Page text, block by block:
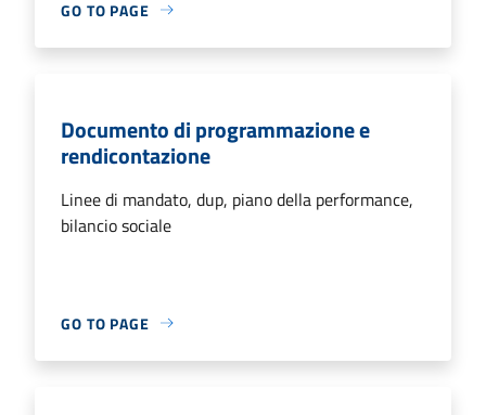
GO TO PAGE
Documento di programmazione e
rendicontazione
Linee di mandato, dup, piano della performance,
bilancio sociale
GO TO PAGE